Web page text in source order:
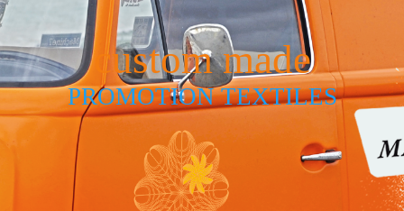
custom made
PROMOTION TEXTILES